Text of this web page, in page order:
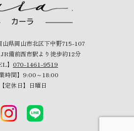
県岡山市北区下中野715-107
JR備前西市駅より徒歩約12分
】 070-1461-9519
業時間】9:00～18:00
【定休日】日曜日